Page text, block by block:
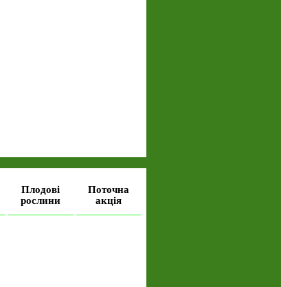
Плодові
рослини
Поточна
акція